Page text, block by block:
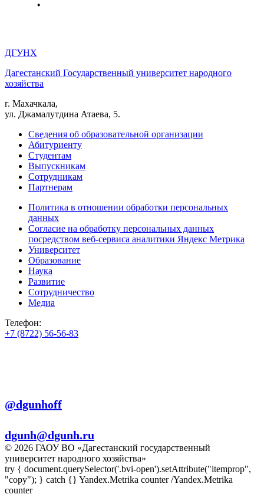
ДГУНХ
Дагестанский Государственный университет народного
хозяйства
г. Махачкала,
ул. Джамалутдина Атаева, 5.
Сведения об образовательной организации
Абитуриенту
Студентам
Выпускникам
Сотрудникам
Партнерам
Политика в отношении обработки персональных
данных
Согласие на обработку персональных данных
посредством веб-сервиса аналитики Яндекс Метрика
Университет
Образование
Наука
Развитие
Сотрудничество
Медиа
Телефон:
+7 (8722) 56-56-83
@dgunhoff
dgunh@dgunh.ru
© 2026 ГАОУ ВО «Дагестанский государственный
университет народного хозяйства»
try { document.querySelector('.bvi-open').setAttribute("itemprop",
"copy"); } catch {} Yandex.Metrika counter/Yandex.Metrika
counter